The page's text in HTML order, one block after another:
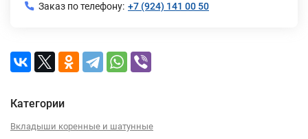
Заказ по телефону: +7 (924) 141 00 50
Категории
Вкладыши коренные и шатунные